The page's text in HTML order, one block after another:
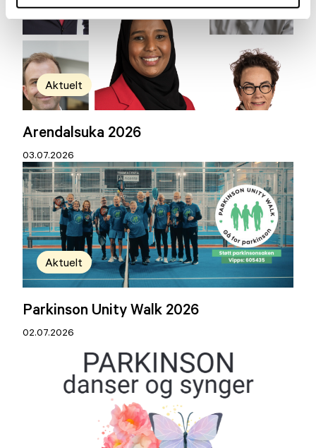
Aktuelt
Arendalsuka 2026
03.07.2026
Aktuelt
Parkinson Unity Walk 2026
02.07.2026